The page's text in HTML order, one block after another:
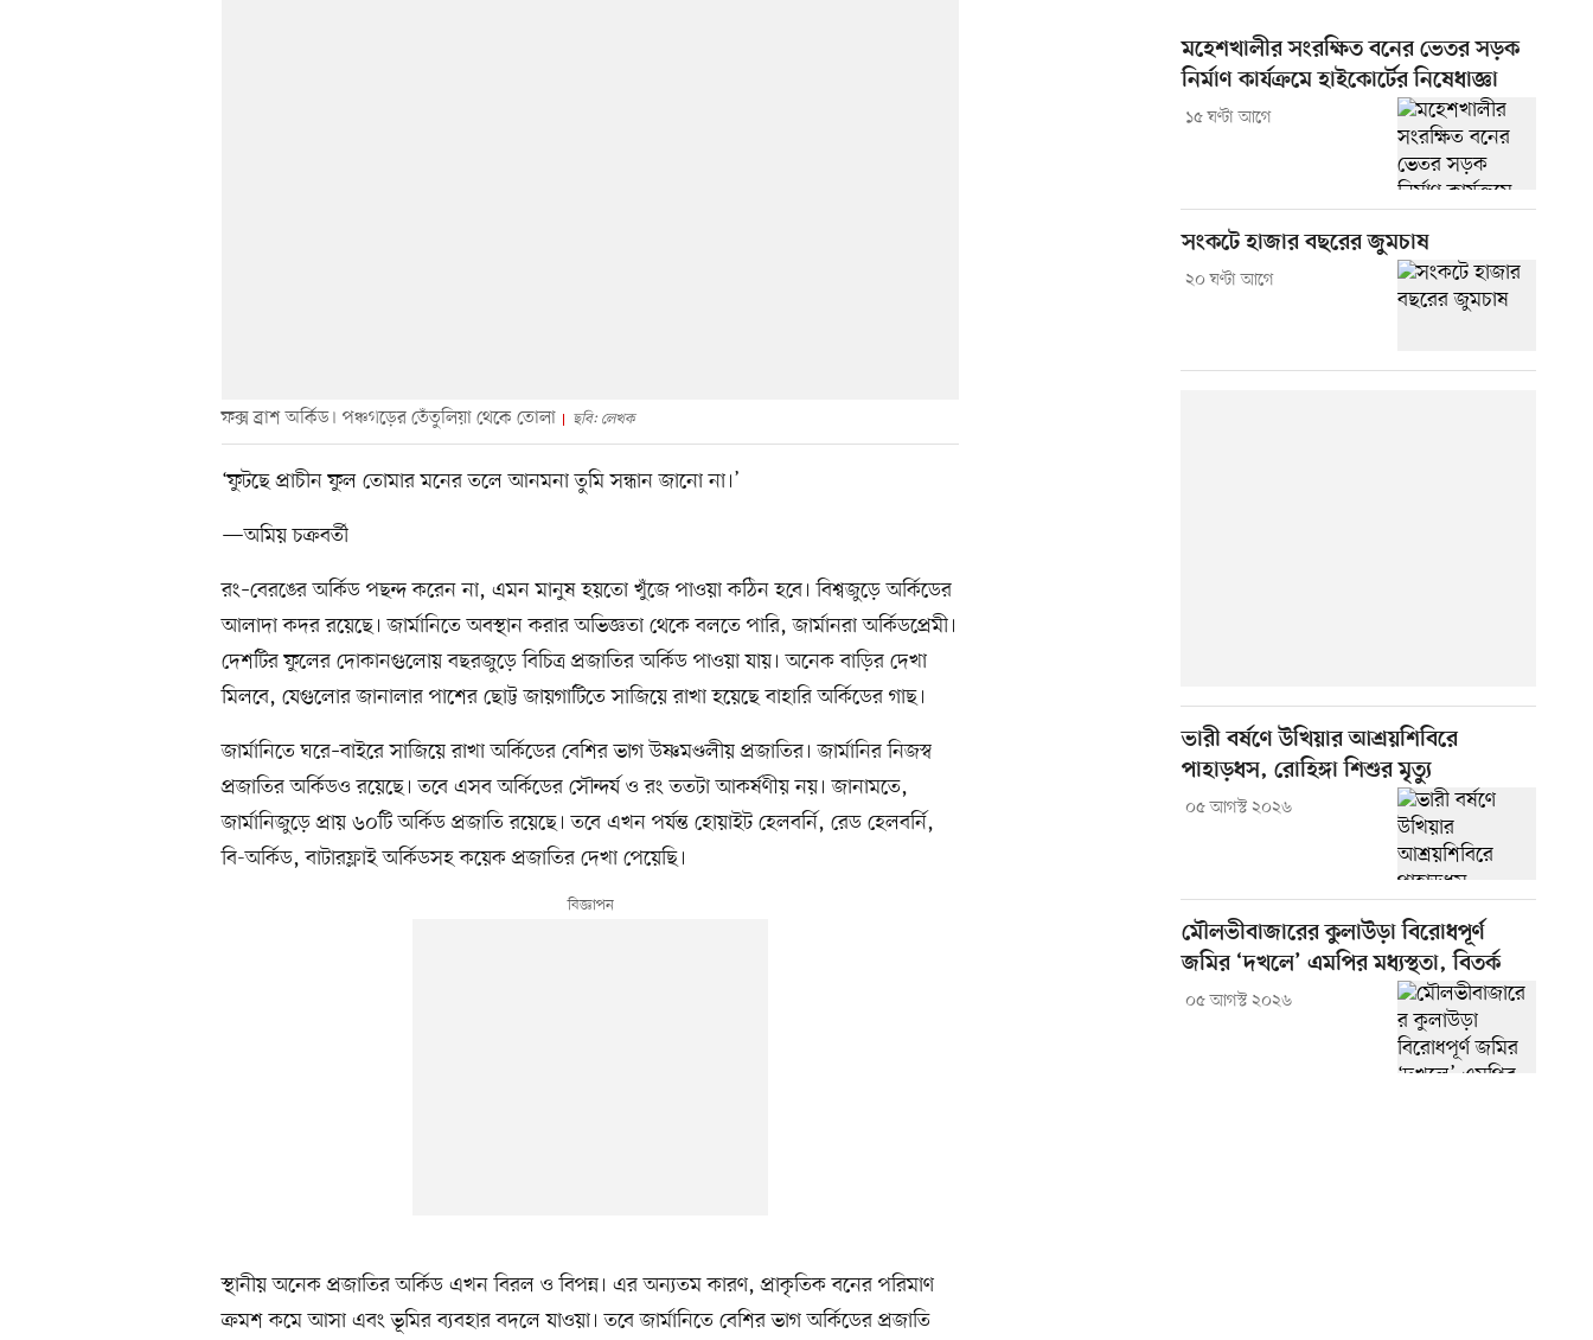
ফক্স ব্রাশ অর্কিড। পঞ্চগড়ের তেঁতুলিয়া থেকে তোলা ছবি: লেখক
‘ফুটছে প্রাচীন ফুল তোমার মনের তলে আনমনা তুমি সন্ধান জানো না।’
—অমিয় চক্রবর্তী
রং–বেরঙের অর্কিড পছন্দ করেন না, এমন মানুষ হয়তো খুঁজে পাওয়া কঠিন হবে। বিশ্বজুড়ে অর্কিডের
আলাদা কদর রয়েছে। জার্মানিতে অবস্থান করার অভিজ্ঞতা থেকে বলতে পারি, জার্মানরা অর্কিডপ্রেমী।
দেশটির ফুলের দোকানগুলোয় বছরজুড়ে বিচিত্র প্রজাতির অর্কিড পাওয়া যায়। অনেক বাড়ির দেখা
মিলবে, যেগুলোর জানালার পাশের ছোট্ট জায়গাটিতে সাজিয়ে রাখা হয়েছে বাহারি অর্কিডের গাছ।
জার্মানিতে ঘরে–বাইরে সাজিয়ে রাখা অর্কিডের বেশির ভাগ উষ্ণমণ্ডলীয় প্রজাতির। জার্মানির নিজস্ব
প্রজাতির অর্কিডও রয়েছে। তবে এসব অর্কিডের সৌন্দর্য ও রং ততটা আকর্ষণীয় নয়। জানামতে,
জার্মানিজুড়ে প্রায় ৬০টি অর্কিড প্রজাতি রয়েছে। তবে এখন পর্যন্ত হোয়াইট হেলবর্নি, রেড হেলবর্নি,
বি-অর্কিড, বাটারফ্লাই অর্কিডসহ কয়েক প্রজাতির দেখা পেয়েছি।
স্থানীয় অনেক প্রজাতির অর্কিড এখন বিরল ও বিপন্ন। এর অন্যতম কারণ, প্রাকৃতিক বনের পরিমাণ
ক্রমশ কমে আসা এবং ভূমির ব্যবহার বদলে যাওয়া। তবে জার্মানিতে বেশির ভাগ অর্কিডের প্রজাতি
মহেশখালীর সংরক্ষিত বনের ভেতর সড়ক
নির্মাণ কার্যক্রমে হাইকোর্টের নিষেধাজ্ঞা
১৫ ঘণ্টা আগে
সংকটে হাজার বছরের জুমচাষ
২০ ঘণ্টা আগে
ভারী বর্ষণে উখিয়ার আশ্রয়শিবিরে
পাহাড়ধস, রোহিঙ্গা শিশুর মৃত্যু
০৫ আগস্ট ২০২৬
মৌলভীবাজারের কুলাউড়া বিরোধপূর্ণ
জমির ‘দখলে’ এমপির মধ্যস্থতা, বিতর্ক
০৫ আগস্ট ২০২৬